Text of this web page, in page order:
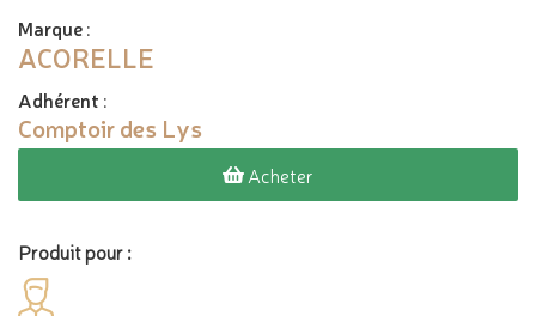
Marque:
ACORELLE
Adhérent :
Comptoir des Lys
Acheter
Produit pour :